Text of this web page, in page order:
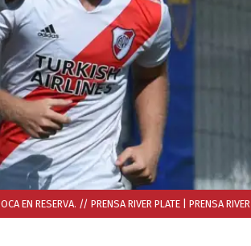
EN RESERVA. // PRENSA RIVER PLATE | PRENSA RIVER